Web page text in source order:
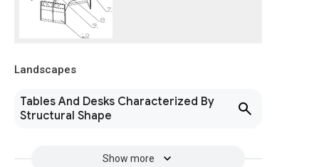
Landscapes
Tables And Desks Characterized By
Structural Shape
Show more